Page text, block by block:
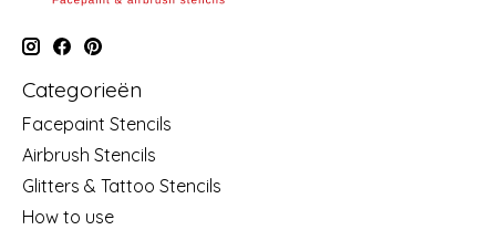
Categorieën
Facepaint Stencils
Airbrush Stencils
Glitters & Tattoo Stencils
How to use